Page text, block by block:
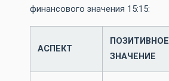
финансового значения 15:15:
АСПЕКТ
ПОЗИТИВНОЕ
ЗНАЧЕНИЕ